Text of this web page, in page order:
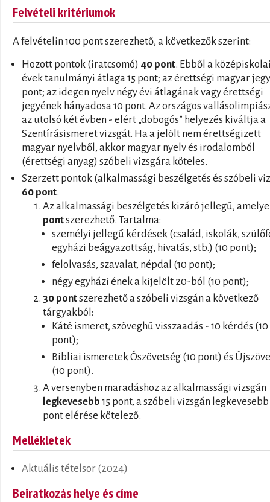
Felvételi kritériumok
A felvételin 100 pont szerezhető, a következők szerint:
Hozott pontok (iratcsomó) 40 pont. Ebből a
évek tanulmányi átlaga 15 pont; az érettségi magyar
pont; az idegen nyelv négy évi átlagának vagy érettségi
jegyének hányadosa 10 pont. Az országos
az utolsó két évben - elért „dobogós” helyezés kiváltja a
Szentírásismeret vizsgát. Ha a jelölt nem érettségizett
magyar nyelvből, akkor magyar nyelv és irodalomból
(érettségi anyag) szóbeli vizsgára köteles.
Szerzett pontok (alkalmassági beszélgetés és szóbeli
60 pont.
Az alkalmassági beszélgetés kizáró jellegű,
pontszerezhető. Tartalma:
személyi jellegű kérdések (család, iskolák,
egyházi beágyazottság, hivatás, stb.) (10 pont);
felolvasás, szavalat, népdal (10 pont);
négy egyházi ének a kijelölt 20-ból (10 pont);
30 pontszerezhető a szóbeli vizsgán a következő
tárgyakból:
Káté ismeret, szöveghű visszaadás - 10 kérdés (10
pont);
Bibliai ismeretek Ószövetség (10 pont) és
(10 pont).
A versenyben maradáshoz az alkalmassági vizsgán
legkevesebb 15 pont, a szóbeli vizsgán legkevesebb
pont elérése kötelező.
Mellékletek
Aktuális tételsor (2024)
Beiratkozás helye és címe